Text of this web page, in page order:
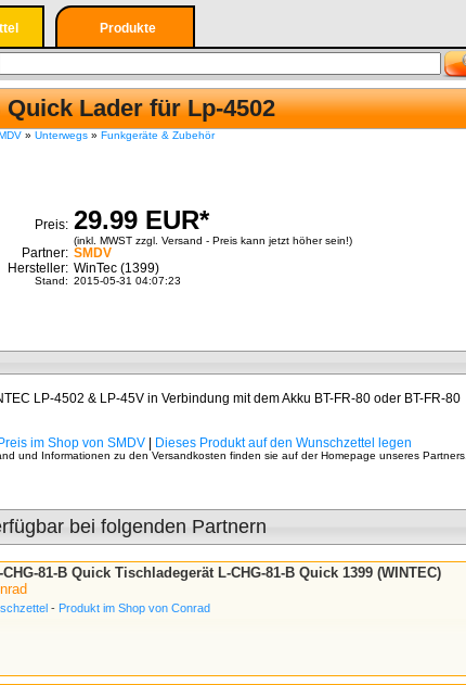
Produkte
Quick Lader für Lp-4502
» Unterwegs» Funkgeräte & Zubehör
Preis: 29.99 EUR*
(inkl. MWST zzgl. Versand - Preis kann jetzt höher sein!)
Partner: SMDV
Hersteller: WinTec (1399)
Stand: 2015-05-31 04:07:23
LP-4502 & LP-45V in Verbindung mit dem Akku BT-FR-80 oder BT-FR-80
im Shop von SMDV| Dieses Produkt auf den Wunschzettel legen
und Informationen zu den Versandkosten finden sie auf der Homepage unseres Partners.
bei folgenden Partnern
81-B Quick Tischladegerät L-CHG-81-B Quick 1399 (WINTEC)
- Produkt im Shop von Conrad